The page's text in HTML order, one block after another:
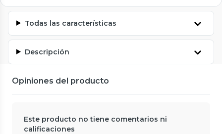
Todas las características
Descripción
Opiniones del producto
Este producto no tiene comentarios ni
calificaciones